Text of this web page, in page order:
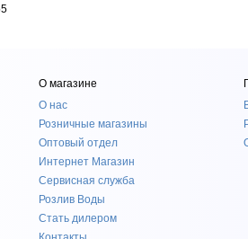
О магазине
О нас
Розничные магазины
Оптовый отдел
Интернет Магазин
Сервисная служба
Розлив Воды
Стать дилером